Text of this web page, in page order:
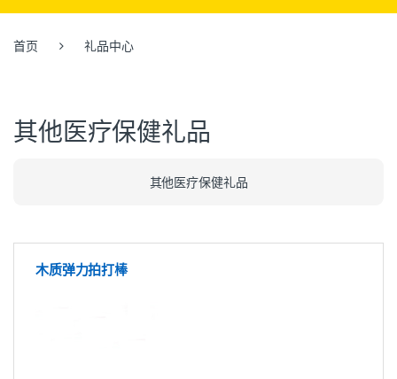
首页 礼品中心
其他医疗保健礼品
其他医疗保健礼品
木质弹力拍打棒